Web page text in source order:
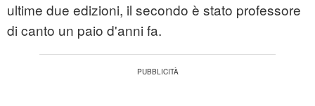
ultime due edizioni, il secondo è stato professore
di canto un paio d'anni fa.